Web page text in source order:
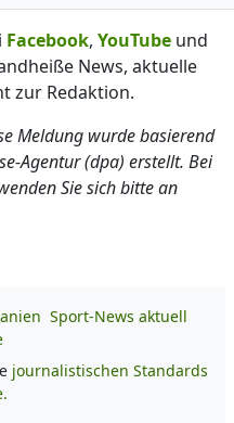
Facebook, YouTube und
News, aktuelle
zur Redaktion.
Meldung wurde basierend
Agentur (dpa) erstellt. Bei
Sie sich bitte an
Sport-News aktuell
journalistischen Standards